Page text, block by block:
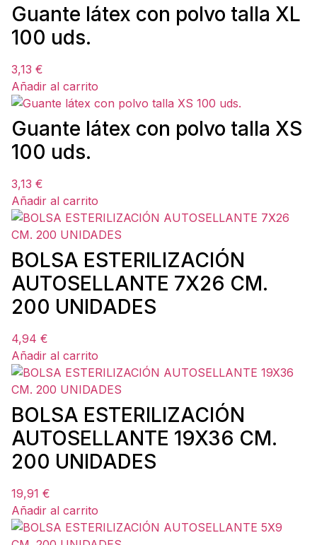
Guante látex con polvo talla XL
100 uds.
3,13 €
Añadir al carrito
Guante látex con polvo talla XS
100 uds.
3,13 €
Añadir al carrito
BOLSA ESTERILIZACIÓN
AUTOSELLANTE 7X26 CM.
200 UNIDADES
4,94 €
Añadir al carrito
BOLSA ESTERILIZACIÓN
AUTOSELLANTE 19X36 CM.
200 UNIDADES
19,91 €
Añadir al carrito